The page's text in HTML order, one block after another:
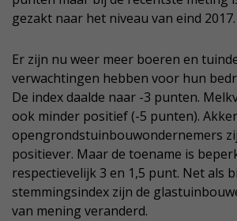
gezakt naar het niveau van eind 2017.
Er zijn nu weer meer boeren en
verwachtingen hebben voor hun
De index daalde naar -3 punten.
ook minder positief (-5 punten).
opengrondstuinbouwondernemers
positiever. Maar de toename is
respectievelijk 3 en 1,5 punt. Net als
stemmingsindex zijn de
van mening veranderd.